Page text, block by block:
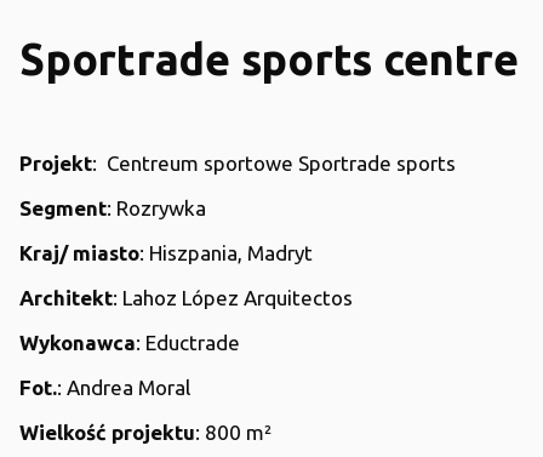
Sportrade sports centre
Projekt: Centreum sportowe Sportrade sports
Segment: Rozrywka
Kraj/ miasto: Hiszpania, Madryt
Architekt: Lahoz López Arquitectos
Wykonawca: Eductrade
Fot.: Andrea Moral
Wielkość projektu: 800 m²